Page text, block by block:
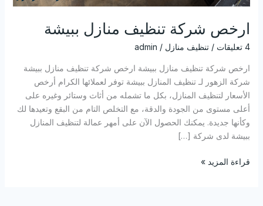
ارخص شركة تنظيف منازل ببيشة
4 تعليقات / تنظيف منازل /
admin
ارخص شركة تنظيف منازل ببيشة ارخص شركة تنظيف منازل ببيشة
شركة الزهور لـ تنظيف المنازل ببيشة توفر لعملائها الكرام أرخص
الأسعار لتنظيف المنازل، بكل ما تشمله من أثاث وستائر وغيره على
أعلى مستوى من الجودة والدقة، مع التخلص التام من البقع وتعيدها لك
وكأنها جديدة. يمكنك الحصول الآن على أمهر عمالة لتنظيف المنازل
ببيشة لدى شركة […]
قراءة المزيد »